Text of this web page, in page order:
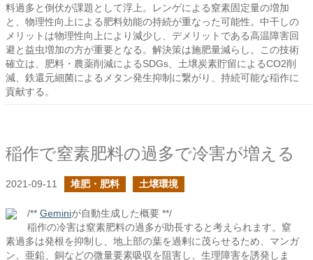
料過多と倒伏が課題として浮上。レンゲによる窒素固定量の増加
と、物理性向上による肥料効能の持続が重なった可能性。中干しの
メリットは物理性向上により減少し、デメリットである高温障害回
避と益虫増加の方が重要となる。解決策は施肥量減らし。この技術
確立は、肥料・農薬削減によるSDGs、土壌炭素貯留によるCO2削
減、鉄還元細菌によるメタン発生抑制に繋がり、持続可能な稲作に
貢献する。
稲作で窒素肥料の過多で冷害が増える
2021-09-11 堆肥・肥料 土壌環境
/** Geminiが自動生成した概要 **/
稲作の冷害は窒素肥料の過多が助長すると考えられます。窒
素過多は発根を抑制し、地上部の葉を過剰に茂らせるため、マンガ
ン、亜鉛、銅などの微量要素吸収を阻害し、生理障害を誘発しま